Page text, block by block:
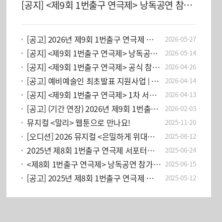
[공지] <제9회 1번출구 연극제> 낭독공연 참가작 선정 발표
[공고] 2026년 제9회 1번출구 연극제 서포터즈 모집 공고 2026-05-27
[공지] <제9회 1번출구 연극제> 낭독공연 참가작 모집 공고 2026-05-14
[공지] <제9회 1번출구 연극제> 공식 참가작 최종 선정 발표 2026-04-26
[공고] 예비예술인 최초발표 지원사업 | 연극 · 뮤지컬 분야 유망주 데뷔 및 활동 지원 2026-04-14
[공지] <제9회 1번출구 연극제> 1차 서면 심사 결과 발표 2026-04-13
[공고] (기간 연장) 2026년 제9회 1번출구 연극제 참가작 모집 공고 2026-02-03
뮤지컬 <말리> 웹툰으로 만나요! 2025-11-20
[오디션] 2026 뮤지컬 <은밀하게 위대하게:THE LAST> 리해진 배역 및 국정원 오디션 공고 2025-08-12
2025년 제8회 1번출구 연극제 서포터즈 모집 공고 (~7/13까지) 2025-06-24
<제8회 1번출구 연극제> 낭독공연 참가작 선정 발표 2025-06-15
[공고] 2025년 제8회 1번출구 연극제 낭독공연 참가작 모집 공고 2025-05-12